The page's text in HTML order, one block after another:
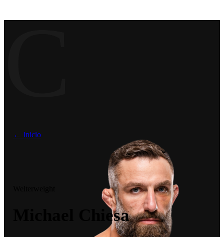
← Inicio
Michael Chiesa